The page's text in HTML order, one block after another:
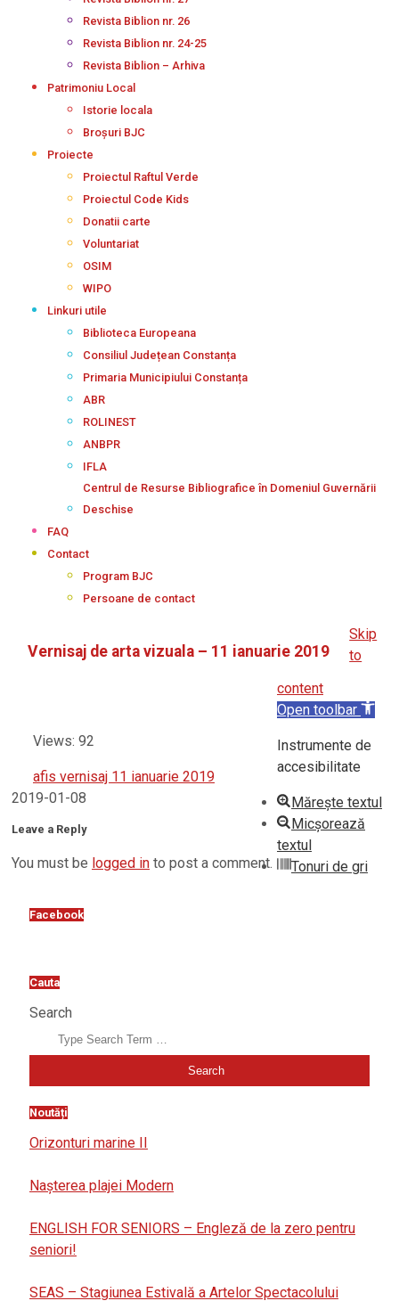
Revista Biblion nr. 26
Revista Biblion nr. 24-25
Revista Biblion – Arhiva
Patrimoniu Local
Istorie locala
Broșuri BJC
Proiecte
Proiectul Raftul Verde
Proiectul Code Kids
Donatii carte
Voluntariat
OSIM
WIPO
Linkuri utile
Biblioteca Europeana
Consiliul Județean Constanța
Primaria Municipiului Constanța
ABR
ROLINEST
ANBPR
IFLA
Centrul de Resurse Bibliografice în Domeniul Guvernării
Deschise
FAQ
Contact
Program BJC
Persoane de contact
Vernisaj de arta vizuala – 11 ianuarie 2019
Views: 92
afis vernisaj 11 ianuarie 2019
2019-01-08
Leave a Reply
You must be logged in to post a comment.
Facebook
Cauta
Search
Noutăți
Orizonturi marine II
Nașterea plajei Modern
ENGLISH FOR SENIORS – Engleză de la zero pentru
seniori!
SEAS – Stagiunea Estivală a Artelor Spectacolului
Skip
to
content
Open toolbar
Instrumente de
accesibilitate
Mărește textul
Micșorează
textul
Tonuri de gri